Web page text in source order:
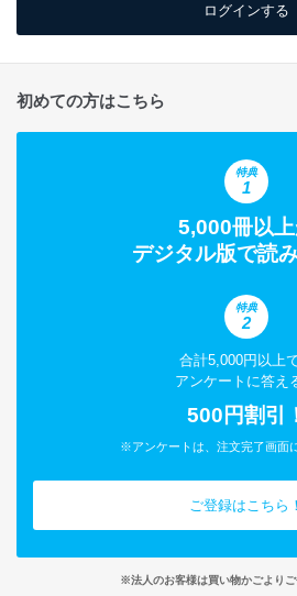
初めての方はこちら
特典
1
5,000冊以
デジタル版で読
特典
2
合計5,000円以上で
アンケートに答え
500円割引
※アンケートは、注文完了画面
ご登録はこちら！
※法人のお客様は買い物かごよりご